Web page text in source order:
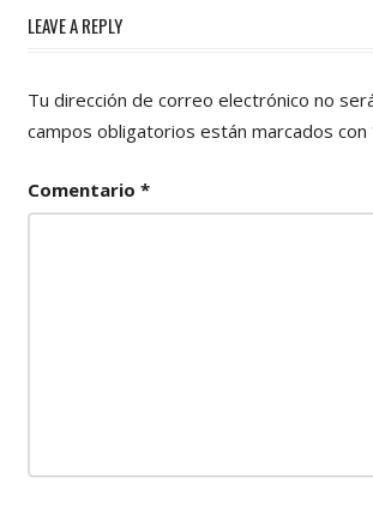
LEAVE A REPLY
Tu dirección de correo electrónico no
campos obligatorios están marcados con
Comentario *